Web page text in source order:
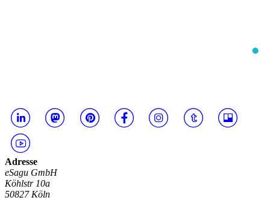
Adresse
eSagu GmbH
Köhlstr 10a
50827 Köln